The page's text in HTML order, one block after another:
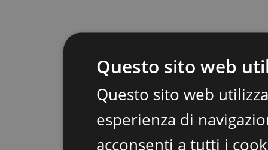
Questo sito web
Questo sito web
esperienza di
acconsenti a tutti i